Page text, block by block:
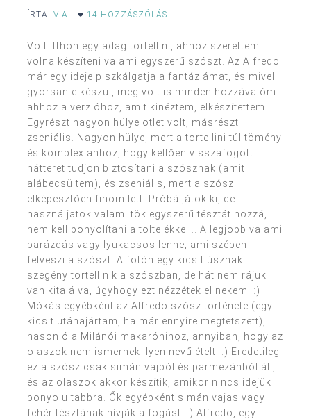
ÍRTA: VIA | 14 HOZZÁSZÓLÁS
Volt itthon egy adag tortellini, ahhoz szerettem
volna készíteni valami egyszerű szószt. Az Alfredo
már egy ideje piszkálgatja a fantáziámat, és mivel
gyorsan elkészül, meg volt is minden hozzávalóm
ahhoz a verzióhoz, amit kinéztem, elkészítettem.
Egyrészt nagyon hülye ötlet volt, másrészt
zseniális. Nagyon hülye, mert a tortellini túl tömény
és komplex ahhoz, hogy kellően visszafogott
hátteret tudjon biztosítani a szósznak (amit
alábecsültem), és zseniális, mert a szósz
elképesztően finom lett. Próbáljátok ki, de
használjatok valami tök egyszerű tésztát hozzá,
nem kell bonyolítani a töltelékkel... A legjobb valami
barázdás vagy lyukacsos lenne, ami szépen
felveszi a szószt. A fotón egy kicsit úsznak
szegény tortellinik a szószban, de hát nem rájuk
van kitalálva, úgyhogy ezt nézzétek el nekem. :)
Mókás egyébként az Alfredo szósz története (egy
kicsit utánajártam, ha már ennyire megtetszett),
hasonló a Milánói makarónihoz, annyiban, hogy az
olaszok nem ismernek ilyen nevű ételt. :) Eredetileg
ez a szósz csak simán vajból és parmezánból áll,
és az olaszok akkor készítik, amikor nincs idejük
bonyolultabbra. Ők egyébként simán vajas vagy
fehér tésztának hívják a fogást. :) Alfredo, egy